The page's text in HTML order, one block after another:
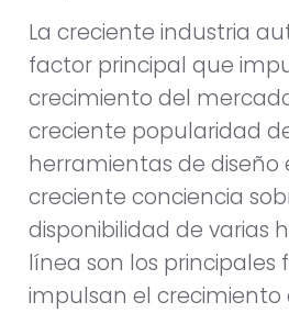
La creciente industria
factor principal que
crecimiento del
creciente popularidad
herramientas de diseño
creciente conciencia
disponibilidad de varias
línea son los principales
impulsan el